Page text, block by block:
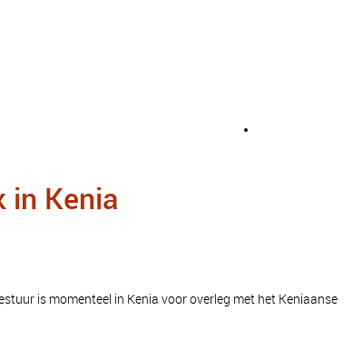
in Kenia
is momenteel in Kenia voor overleg met het Keniaanse